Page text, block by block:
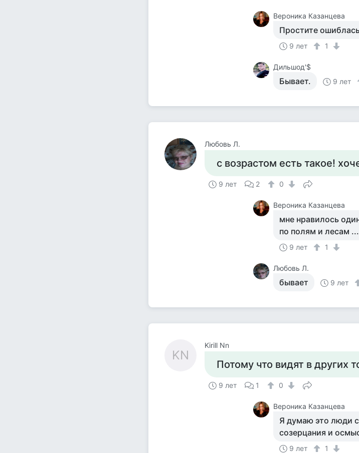
Вероника Казанцева
Простите
9 лет 1
Дильшод'$
Бывает. 9 лет
Любовь Л.
с возрастом есть такое!
9 лет 2 0
Вероника Казанцева
мне нравилось
по полям и лесам
9 лет 1
Любовь Л.
бывает 9 лет
KN
Kirill Nn
Потому что видят в других
9 лет 1 0
Вероника Казанцева
Я думаю это люди
созерцания и
9 лет 1